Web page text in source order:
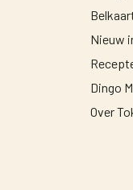
Nieuw
Dingo
Over